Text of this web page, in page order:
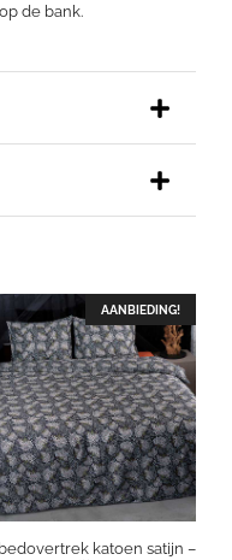
de bank.
AANBIEDING!
katoen satijn –